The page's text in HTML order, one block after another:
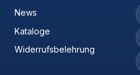
News
Kataloge
Widerrufsbelehrung